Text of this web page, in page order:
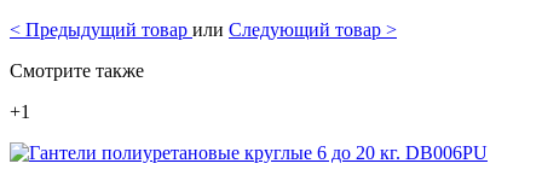
< Предыдущий товар или Следующий товар >
Смотрите также
+1